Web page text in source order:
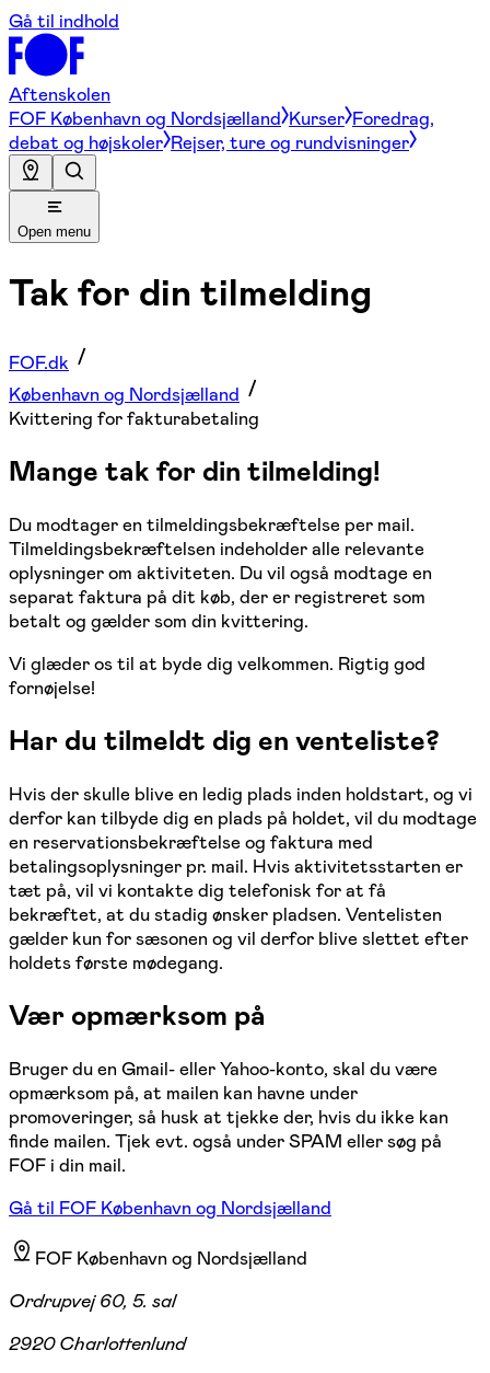
Gå til indhold
Aftenskolen
FOF København og Nordsjælland Kurser Foredrag,
debat og højskoler Rejser, ture og rundvisninger
Open menu
Tak for din tilmelding
FOF.dk
København og Nordsjælland
Kvittering for fakturabetaling
Mange tak for din tilmelding!
Du modtager en tilmeldingsbekræftelse per mail.
Tilmeldingsbekræftelsen indeholder alle relevante
oplysninger om aktiviteten. Du vil også modtage en
separat faktura på dit køb, der er registreret som
betalt og gælder som din kvittering.
Vi glæder os til at byde dig velkommen. Rigtig god
fornøjelse!
Har du tilmeldt dig en venteliste?
Hvis der skulle blive en ledig plads inden holdstart, og vi
derfor kan tilbyde dig en plads på holdet, vil du modtage
en reservationsbekræftelse og faktura med
betalingsoplysninger pr. mail. Hvis aktivitetsstarten er
tæt på, vil vi kontakte dig telefonisk for at få
bekræftet, at du stadig ønsker pladsen. Ventelisten
gælder kun for sæsonen og vil derfor blive slettet efter
holdets første mødegang.
Vær opmærksom på
Bruger du en Gmail- eller Yahoo-konto, skal du være
opmærksom på, at mailen kan havne under
promoveringer, så husk at tjekke der, hvis du ikke kan
finde mailen. Tjek evt. også under SPAM eller søg på
FOF i din mail.
Gå til FOF København og Nordsjælland
FOF København og Nordsjælland
Ordrupvej 60, 5. sal
2920 Charlottenlund